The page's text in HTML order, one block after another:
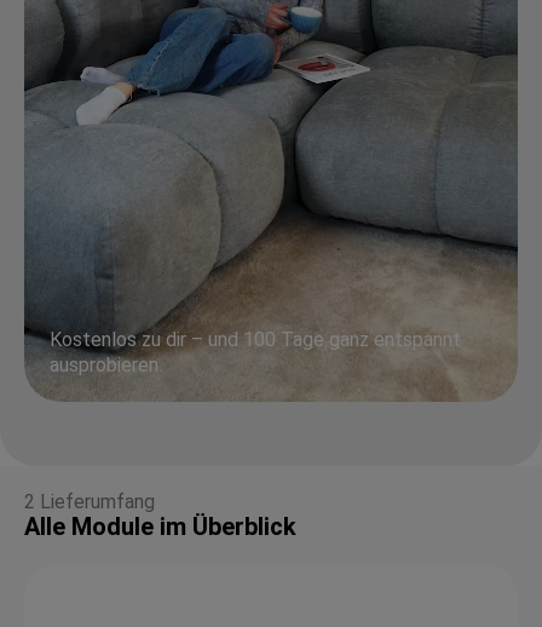
Kostenlos zu dir – und 100 Tage ganz entspannt
ausprobieren.
2 Lieferumfang
Alle Module im Überblick